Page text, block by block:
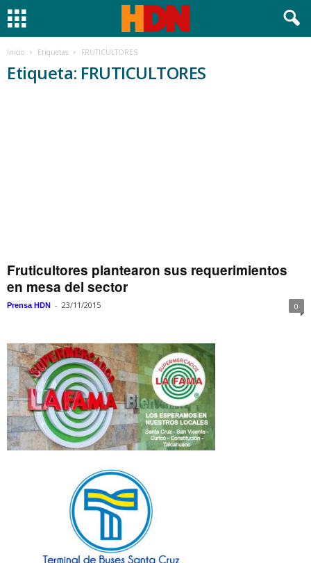
Inicio Etiquetas FRUTICULTORES
Etiqueta: FRUTICULTORES
Fruticultores plantearon sus requerimientos
en mesa del sector
Prensa HDN - 23/11/2015 0